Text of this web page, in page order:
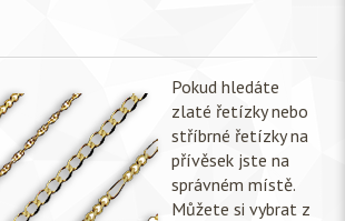
Pokud hledáte
zlaté řetízky nebo
stříbrné řetízky na
přívěsek jste na
správném místě.
Můžete si vybrat z